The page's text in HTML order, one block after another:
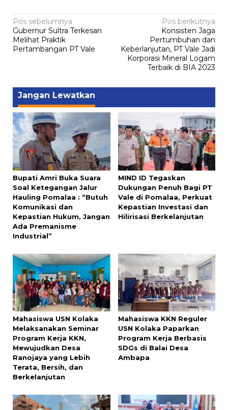
Navigasi
pos
Pos sebelumnya
Gubernur Sultra Terkesan
Melihat Praktik
Pertambangan PT Vale
Pos berikutnya
Konsisten Jaga
Pertumbuhan dan
Keberlanjutan, PT Vale Jadi
Korporasi Mineral Logam
Terbaik di BIA 2023
Jangan Lewatkan
Bupati Amri Buka Suara
Soal Ketegangan Jalur
Hauling Pomalaa : “Butuh
Komunikasi dan
Kepastian Hukum, Jangan
Ada Premanisme
Industrial”
MIND ID Tegaskan
Dukungan Penuh Bagi PT
Vale di Pomalaa, Perkuat
Kepastian Investasi dan
Hilirisasi Berkelanjutan
Mahasiswa USN Kolaka
Melaksanakan Seminar
Program Kerja KKN,
Mewujudkan Desa
Ranojaya yang Lebih
Terata, Bersih, dan
Berkelanjutan
Mahasiswa KKN Reguler
USN Kolaka Paparkan
Program Kerja Berbasis
SDGs di Balai Desa
Ambapa